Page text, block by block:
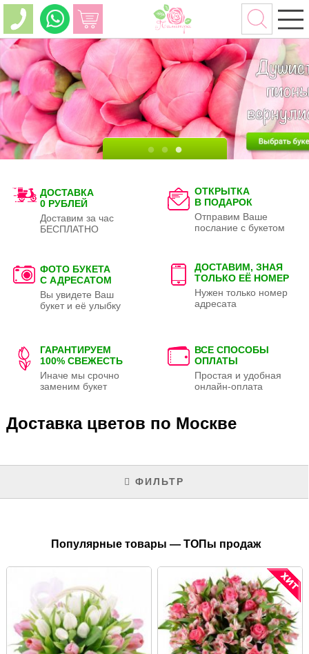
ДОСТАВКА
0 РУБЛЕЙ
Доставим за час
БЕСПЛАТНО
ОТКРЫТКА
В ПОДАРОК
Отправим Ваше
послание с букетом
ФОТО БУКЕТА
С АДРЕСАТОМ
Вы увидете Ваш
букет и её улыбку
ДОСТАВИМ, ЗНАЯ
ТОЛЬКО ЕЁ НОМЕР
Нужен только номер
адресата
ГАРАНТИРУЕМ
100% СВЕЖЕСТЬ
Иначе мы срочно
заменим букет
ВСЕ СПОСОБЫ
ОПЛАТЫ
Простая и удобная
онлайн-оплата
Доставка цветов по Москве
ФИЛЬТР
Популярные товары — ТОПы продаж